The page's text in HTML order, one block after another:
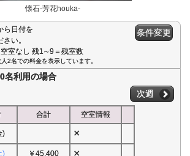
懐石-芳花houka-
ら日付を
い。
室なし 残1∼9＝残室数
条件変更
2名での料金を表示しています。
名利用の場合
次週
合計 空室情報
) ×
) ￥45,400 ×